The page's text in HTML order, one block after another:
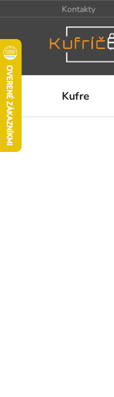
na
Kontakty
Kufre